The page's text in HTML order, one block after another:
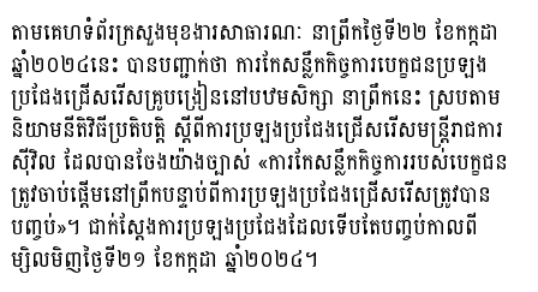
តាមគេហទំព័រក្រសួងមុខងារសាធារណៈ នាព្រឹកថ្ងៃទី២២ ខែកក្កដា
ឆ្នាំ២០២៤នេះ បានបញ្ជាក់ថា ការកែសន្លឹកកិច្ចការបេក្ខជនប្រឡង
ប្រជែងជ្រើសរើសគ្រូបង្រៀននៅបឋមសិក្សា នាព្រឹកនេះ ស្របតាម
និយាមនីតិវិធីប្រតិបត្តិ ស្តីពីការប្រឡងប្រជែងជ្រើសរើសមន្ត្រីរាជការ
ស៊ីវិល ដែលបានចែងយ៉ាងច្បាស់ «ការកែសន្លឹកកិច្ចការរបស់បេក្ខជន
ត្រូវចាប់ផ្តើមនៅព្រឹកបន្ទាប់ពីការប្រឡងប្រជែងជ្រើសរើសត្រូវបាន
បញ្ចប់»។ ជាក់ស្តែងការប្រឡងប្រជែងដែលទើបតែបញ្ចប់កាលពី
ម្សិលមិញថ្ងៃទី២១ ខែកក្កដា ឆ្នាំ២០២៤។